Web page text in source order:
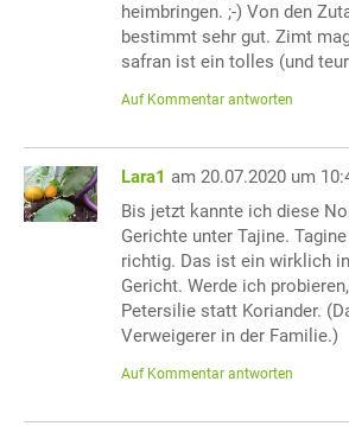
heimbringen. ;-) Von den
bestimmt sehr gut. Zimt
safran ist ein tolles (und
Auf Kommentar antworten
Lara1 am 20.07.2020 um
Bis jetzt kannte ich diese
Gerichte unter Tajine.
richtig. Das ist ein wirklich
Gericht. Werde ich
Petersilie statt Koriander.
Verweigerer in der Familie.)
Auf Kommentar antworten